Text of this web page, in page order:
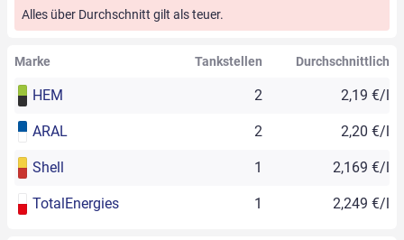
Alles über Durchschnitt gilt als teuer.
Marke Tankstellen Durchschnittlich
HEM 2 2,19 €/l
ARAL 2 2,20 €/l
Shell 1 2,169 €/l
TotalEnergies 1 2,249 €/l